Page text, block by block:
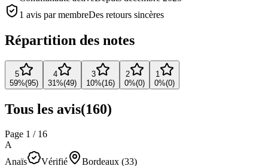
1 avis par membreDes retours sincères
Répartition des notes
5
59%(95)
4
31%(49)
3
10%(16)
2
0%(0)
1
0%(0)
Tous les avis(160)
Page 1 / 16
A
Anaïs
Vérifié Bordeaux (33)